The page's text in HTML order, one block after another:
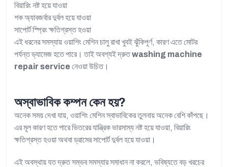
বিয়ারিং নষ্ট হয়ে যাওয়া
শক অ্যাবজর্বার দুর্বল হয়ে যাওয়া
সাপোর্ট স্প্রিং ক্ষতিগ্রস্ত হওয়া
এই ধরনের সমস্যায় ওয়াশিং মেশিন চালু রাখা খুবই ঝুঁকিপূর্ণ, কারণ এতে মোটর
পর্যন্ত ড্যামেজ হতে পারে। তাই অবশ্যই দ্রুতwashing machine
repair service নেওয়া উচিত।
অস্বাভাবিক কম্পন কেন হয়?
অনেক সময় দেখা যায়, ওয়াশিং মেশিন স্বাভাবিকের তুলনায় অনেক বেশি কাঁপছে।
এর মূল কারণ হতে পারে ভিতরের যান্ত্রিক ভারসাম্য নষ্ট হয়ে যাওয়া, বিয়ারিং
ক্ষতিগ্রস্ত হওয়া অথবা ড্রামের সাপোর্ট দুর্বল হয়ে যাওয়া।
এই অবস্থায় যত দ্রুত সম্ভব সমস্যার সমাধান না করলে, ভবিষ্যতে বড় খরচের